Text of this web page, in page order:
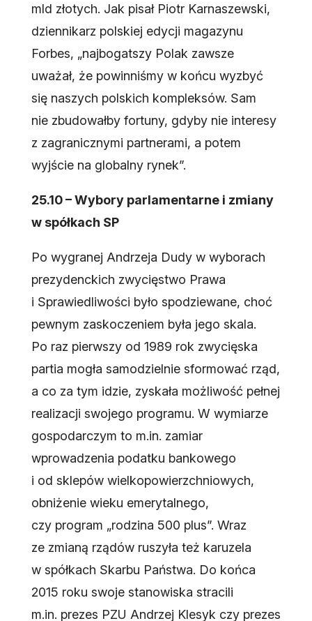
mld złotych. Jak pisał Piotr Karnaszewski,
dziennikarz polskiej edycji magazynu
Forbes, „najbogatszy Polak zawsze
uważał, że powinniśmy w końcu wyzbyć
się naszych polskich kompleksów. Sam
nie zbudowałby fortuny, gdyby nie interesy
z zagranicznymi partnerami, a potem
wyjście na globalny rynek”.
25.10 – Wybory parlamentarne i zmiany
w spółkach SP
Po wygranej Andrzeja Dudy w wyborach
prezydenckich zwycięstwo Prawa
i Sprawiedliwości było spodziewane, choć
pewnym zaskoczeniem była jego skala.
Po raz pierwszy od 1989 rok zwycięska
partia mogła samodzielnie sformować rząd,
a co za tym idzie, zyskała możliwość pełnej
realizacji swojego programu. W wymiarze
gospodarczym to m.in. zamiar
wprowadzenia podatku bankowego
i od sklepów wielkopowierzchniowych,
obniżenie wieku emerytalnego,
czy program „rodzina 500 plus”. Wraz
ze zmianą rządów ruszyła też karuzela
w spółkach Skarbu Państwa. Do końca
2015 roku swoje stanowiska stracili
m.in. prezes PZU Andrzej Klesyk czy prezes